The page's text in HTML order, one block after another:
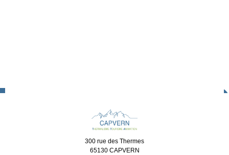
300 rue des Thermes
65130 CAPVERN